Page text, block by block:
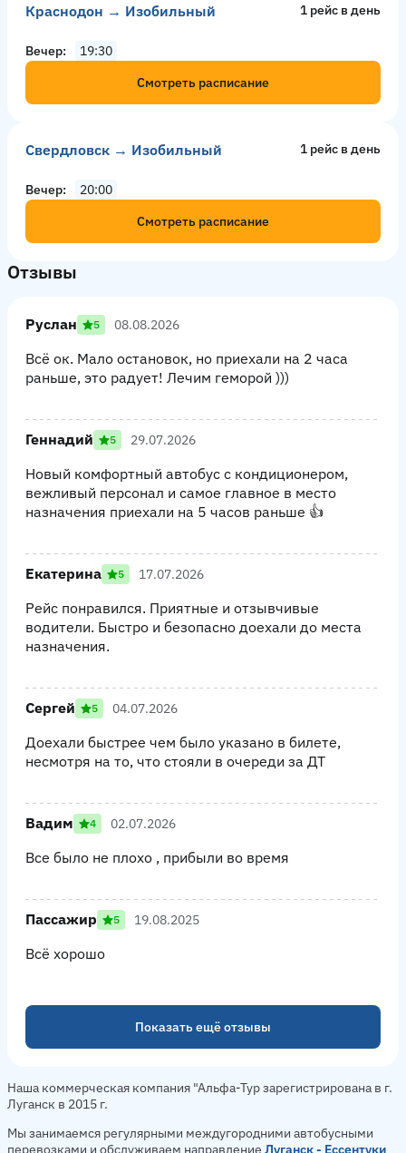
Краснодон → Изобильный 1 рейс в день
Вечер
19:30
Смотреть расписание
Свердловск → Изобильный 1 рейс в день
Вечер
20:00
Смотреть расписание
Отзывы
Руслан 5 08.08.2026
Всё ок. Мало остановок, но приехали на 2 часа
раньше, это радует! Лечим геморой )))
Геннадий 5 29.07.2026
Новый комфортный автобус с кондиционером,
вежливый персонал и самое главное в место
назначения приехали на 5 часов раньше 👍
Екатерина 5 17.07.2026
Рейс понравился. Приятные и отзывчивые
водители. Быстро и безопасно доехали до места
назначения.
Сергей 5 04.07.2026
Доехали быстрее чем было указано в билете,
несмотря на то, что стояли в очереди за ДТ
Вадим 4 02.07.2026
Все было не плохо , прибыли во время
Пассажир 5 19.08.2025
Всё хорошо
Показать ещё отзывы
Наша коммерческая компания "Альфа-Тур зарегистрирована в г.
Луганск в 2015 г.
Мы занимаемся регулярными междугородними автобусными
перевозками и обслуживаем направление Луганск - Ессентуки